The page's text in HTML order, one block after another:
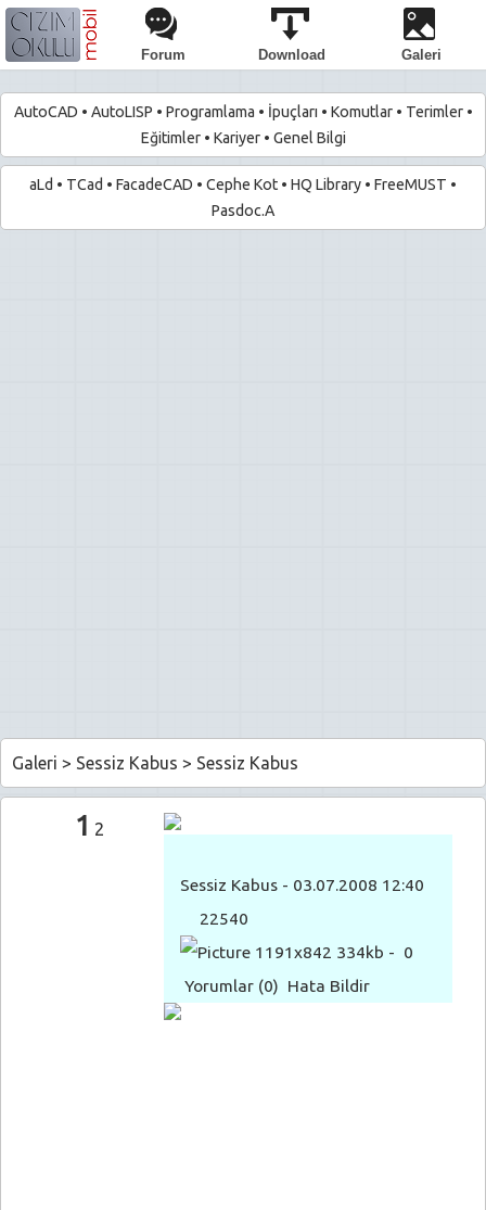
Forum Download Galeri
AutoCAD • AutoLISP • Programlama • İpuçları • Komutlar• Terimler•
Eğitimler• Kariyer• Genel Bilgi
aLd • TCad • FacadeCAD • Cephe Kot • HQ Library • FreeMUST •
Pasdoc.A
Galeri > Sessiz Kabus > Sessiz Kabus
Sessiz Kabus - 03.07.2008 12:40
22540
1191x842 334kb - 0
Yorumlar (0) Hata Bildir
1 2